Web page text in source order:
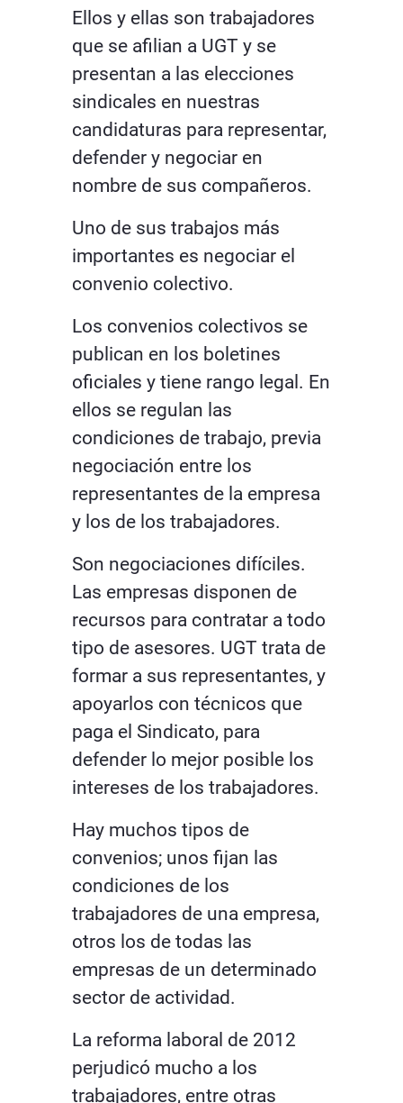
Ellos y ellas son trabajadores
que se afilian a UGT y se
presentan a las elecciones
sindicales en nuestras
candidaturas para representar,
defender y negociar en
nombre de sus compañeros.
Uno de sus trabajos más
importantes es negociar el
convenio colectivo.
Los convenios colectivos se
publican en los boletines
oficiales y tiene rango legal. En
ellos se regulan las
condiciones de trabajo, previa
negociación entre los
representantes de la empresa
y los de los trabajadores.
Son negociaciones difíciles.
Las empresas disponen de
recursos para contratar a todo
tipo de asesores. UGT trata de
formar a sus representantes, y
apoyarlos con técnicos que
paga el Sindicato, para
defender lo mejor posible los
intereses de los trabajadores.
Hay muchos tipos de
convenios; unos fijan las
condiciones de los
trabajadores de una empresa,
otros los de todas las
empresas de un determinado
sector de actividad.
La reforma laboral de 2012
perjudicó mucho a los
trabajadores, entre otras